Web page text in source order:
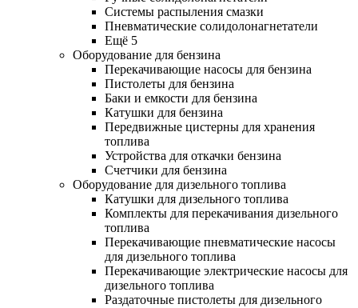
Системы распыления смазки
Пневматические солидолонагнетатели
Ещё 5
Оборудование для бензина
Перекачивающие насосы для бензина
Пистолеты для бензина
Баки и емкости для бензина
Катушки для бензина
Передвижные цистерны для хранения
топлива
Устройства для откачки бензина
Счетчики для бензина
Оборудование для дизельного топлива
Катушки для дизельного топлива
Комплекты для перекачивания дизельного
топлива
Перекачивающие пневматические насосы
для дизельного топлива
Перекачивающие электрические насосы для
дизельного топлива
Раздаточные пистолеты для дизельного